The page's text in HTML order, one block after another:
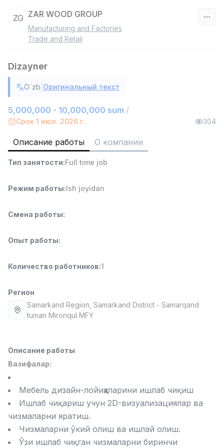
Узбекистан
Работник склада
ASIAN
Full time job
Ish joyidan
Руководитель отдела продаж
6,000,000 - 15,000,000 sum/
ASIAN
3,000,000 - 6,000,000 sum
2,600,000 - 5,000,000 sum
Full time job
Фармацевт
Full time job
Ish joyidan
девушек!)
Договорная
NAFF
Full time job
Ish joyidan
Агент по продажам TOP
ZG ZAR WOOD GROUP
Manufacturing and Factories
Trade and Retail
Dizayner
O`zb Оригинальный текст
5,000,000 - 10,000,000 sum /
Срок 1 июл. 2026 г. 304
Описание работы О компании
Тип занятости:Full time job
Режим работы:Ish joyidan
Смена работы:
Опыт работы:
Количество работников:1
Регион
Samarkand Region , Samarkand District - Samarqand
tuman Mironqul MFY
Описание работы
Вазифалар:
Мебель дизайн-лойиҳаларини ишлаб чиқиш
Ишлаб чиқариш учун 2D-визуализациялар ва
чизмаларни яратиш.
Чизмаларни ўкий олиш ва ишлай олиш.
Ўзи ишлаб чиқган чизмаларни биринчи
Вакансии Категории Компании